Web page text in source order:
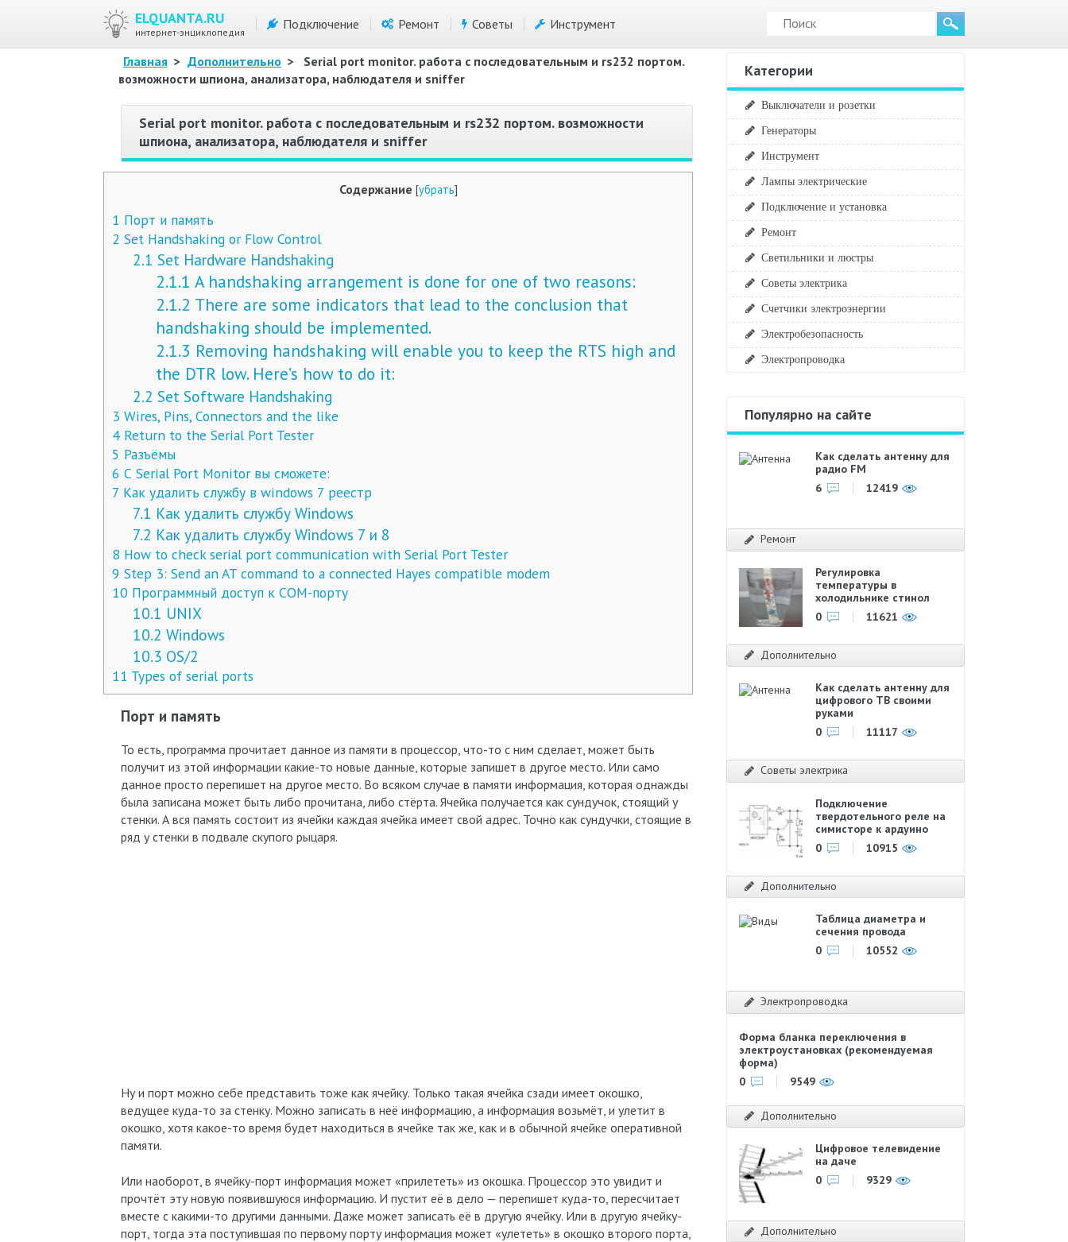
ELQUANTA.RU
интернет-энциклопедия
Подключение Ремонт Советы Инструмент
Главная > Дополнительно >
Serial port monitor. работа с последовательным и rs232 портом.
возможности шпиона, анализатора, наблюдателя и sniffer
Serial port monitor. работа с последовательным и rs232 портом. возможности
шпиона, анализатора, наблюдателя и sniffer
Содержание [убрать]
1 Порт и память
2 Set Handshaking or Flow Control
2.1 Set Hardware Handshaking
2.1.1 A handshaking arrangement is done for one of two reasons:
2.1.2 There are some indicators that lead to the conclusion that
handshaking should be implemented.
2.1.3 Removing handshaking will enable you to keep the RTS high and
the DTR low. Here’s how to do it:
2.2 Set Software Handshaking
3 Wires, Pins, Connectors and the like
4 Return to the Serial Port Tester
5 Разъёмы
6 С Serial Port Monitor вы сможете:
7 Как удалить службу в windows 7 реестр
7.1 Как удалить службу Windows
7.2 Как удалить службу Windows 7 и 8
8 How to check serial port communication with Serial Port Tester
9 Step 3: Send an AT command to a connected Hayes compatible modem
10 Программный доступ к СОМ-порту
10.1 UNIX
10.2 Windows
10.3 OS/2
11 Types of serial ports
Порт и память
То есть, программа прочитает данное из памяти в процессор, что-то с ним сделает, может быть
получит из этой информации какие-то новые данные, которые запишет в другое место. Или само
данное просто перепишет на другое место. Во всяком случае в памяти информация, которая однажды
была записана может быть либо прочитана, либо стёрта. Ячейка получается как сундучок, стоящий у
стенки. А вся память состоит из ячейки каждая ячейка имеет свой адрес. Точно как сундучки, стоящие в
ряд у стенки в подвале скупого рыцаря.
Ну и порт можно себе представить тоже как ячейку. Только такая ячейка сзади имеет окошко,
ведущее куда-то за стенку. Можно записать в неё информацию, а информация возьмёт, и улетит в
окошко, хотя какое-то время будет находиться в ячейке так же, как и в обычной ячейке оперативной
памяти.
Или наоборот, в ячейку-порт информация может «прилететь» из окошка. Процессор это увидит и
прочтёт эту новую появившуюся информацию. И пустит её в дело — перепишет куда-то, пересчитает
вместе с какими-то другими данными. Даже может записать её в другую ячейку. Или в другую ячейку-
порт, тогда эта поступившая по первому порту информация может «улететь» в окошко второго порта,
Категории
Выключатели и розетки
Генераторы
Инструмент
Лампы электрические
Подключение и установка
Ремонт
Светильники и люстры
Советы электрика
Счетчики электроэнергии
Электробезопасность
Электропроводка
Популярно на сайте
Как сделать антенну для
радио FM
6
12419
Ремонт
Регулировка
температуры в
холодильнике стинол
0
11621
Дополнительно
Как сделать антенну для
цифрового ТВ своими
руками
0
11117
Советы электрика
Подключение
твердотельного реле на
симисторе к ардуино
0
10915
Дополнительно
Таблица диаметра и
сечения провода
0
10552
Электропроводка
Форма бланка переключения в
электроустановках (рекомендуемая
форма)
0
9549
Дополнительно
Цифровое телевидение
на даче
0
9329
Дополнительно